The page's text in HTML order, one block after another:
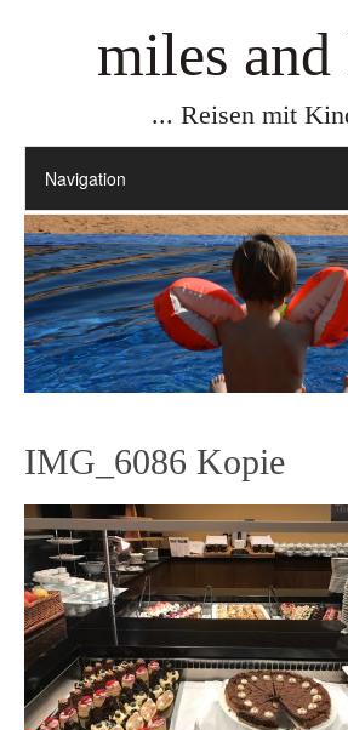
miles
... Reisen mit
IMG_6086 Kopie